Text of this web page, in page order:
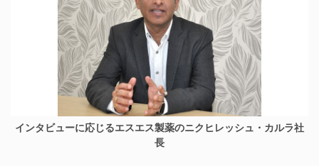
インタビューに応じるエスエス製薬のニクヒレッシュ・カルラ社
長